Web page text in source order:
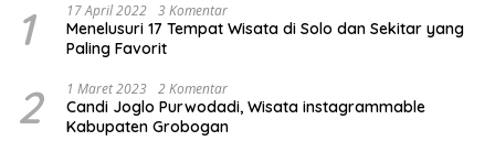
1 17 April 2022 3 Komentar
Menelusuri 17 Tempat Wisata di Solo dan Sekitar yang
Paling Favorit
2 1 Maret 2023 2 Komentar
Candi Joglo Purwodadi, Wisata instagrammable
Kabupaten Grobogan